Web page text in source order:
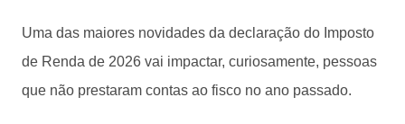
Uma das maiores novidades da declaração do Imposto
de Renda de 2026 vai impactar, curiosamente, pessoas
que não prestaram contas ao fisco no ano passado.